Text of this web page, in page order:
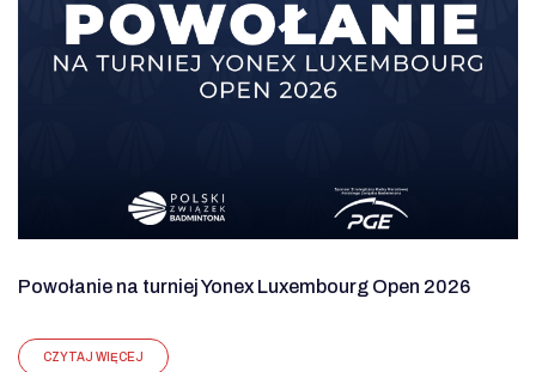
Powołanie na turniej Yonex Luxembourg Open 2026
CZYTAJ WIĘCEJ